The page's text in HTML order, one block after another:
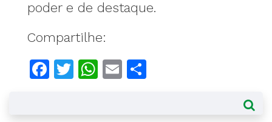
poder e de destaque.
Compartilhe:
Facebook
Twitter
WhatsApp
Email